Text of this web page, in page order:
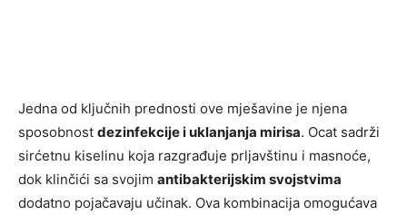
Jedna od ključnih prednosti ove mješavine je njena
sposobnost dezinfekcije i uklanjanja mirisa. Ocat sadrži
sirćetnu kiselinu koja razgrađuje prljavštinu i masnoće,
dok klinčići sa svojim antibakterijskim svojstvima
dodatno pojačavaju učinak. Ova kombinacija omogućava